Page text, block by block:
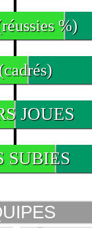
%)
(cadrés)
JOUES
SUBIES